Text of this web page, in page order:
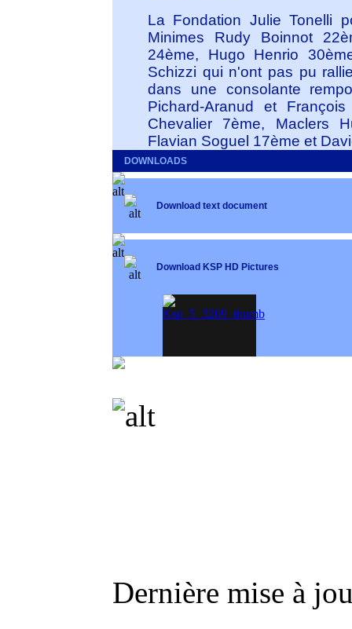
La Fondation Julie Tonelli
Minimes Rudy Boinnot
24ème, Hugo Henrio
Schizzi qui n'ont pas pu
dans une consolante
Pichard-Aranud et
Chevalier 7ème, Maclers
Flavian Soguel 17ème et
DOWNLOADS
Download text document
Download KSP HD Pictures
Dernière mise à